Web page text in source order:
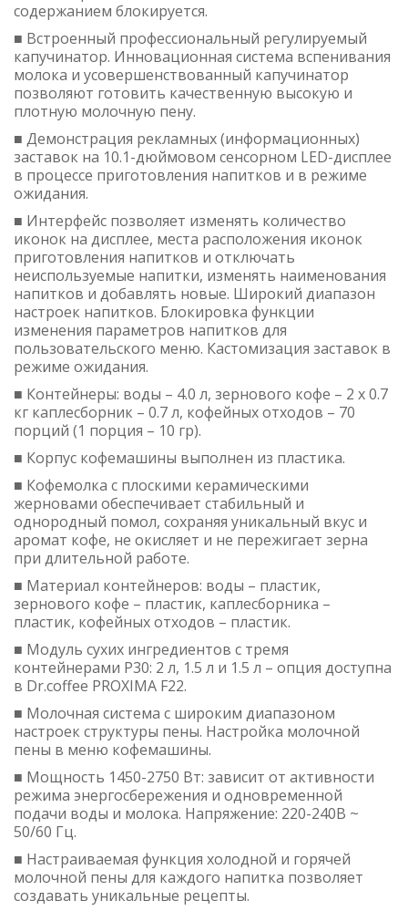
содержанием блокируется.
■ Встроенный профессиональный регулируемый
капучинатор. Инновационная система вспенивания
молока и усовершенствованный капучинатор
позволяют готовить качественную высокую и
плотную молочную пену.
■ Демонстрация рекламных (информационных)
заставок на 10.1-дюймовом сенсорном LED-дисплее
в процессе приготовления напитков и в режиме
ожидания.
■ Интерфейс позволяет изменять количество
иконок на дисплее, места расположения иконок
приготовления напитков и отключать
неиспользуемые напитки, изменять наименования
напитков и добавлять новые. Широкий диапазон
настроек напитков. Блокировка функции
изменения параметров напитков для
пользовательского меню. Кастомизация заставок в
режиме ожидания.
■ Контейнеры: воды – 4.0 л, зернового кофе – 2 х 0.7
кг каплесборник – 0.7 л, кофейных отходов – 70
порций (1 порция – 10 гр).
■ Корпус кофемашины выполнен из пластика.
■ Кофемолка с плоскими керамическими
жерновами обеспечивает стабильный и
однородный помол, сохраняя уникальный вкус и
аромат кофе, не окисляет и не пережигает зерна
при длительной работе.
■ Материал контейнеров: воды – пластик,
зернового кофе – пластик, каплесборника –
пластик, кофейных отходов – пластик.
■ Модуль сухих ингредиентов с тремя
контейнерами P30: 2 л, 1.5 л и 1.5 л – опция доступна
в Dr.coffee PROXIMA F22.
■ Молочная система с широким диапазоном
настроек структуры пены. Настройка молочной
пены в меню кофемашины.
■ Мощность 1450-2750 Вт: зависит от активности
режима энергосбережения и одновременной
подачи воды и молока. Напряжение: 220-240В ~
50/60 Гц.
■ Настраиваемая функция холодной и горячей
молочной пены для каждого напитка позволяет
создавать уникальные рецепты.